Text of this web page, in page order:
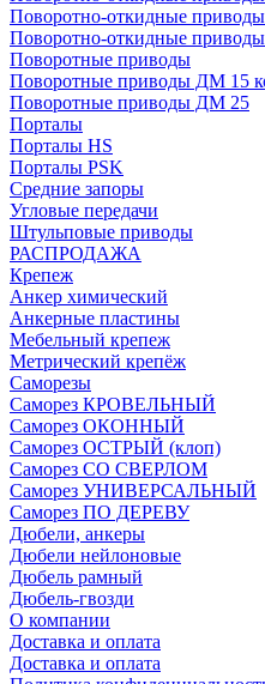
Поворотно-откидные
Поворотно-откидные
Поворотные приводы
Поворотные приводы ДМ 15
Поворотные приводы ДМ 25
Порталы
Порталы HS
Порталы PSK
Средние запоры
Угловые передачи
Штульповые приводы
РАСПРОДАЖА
Крепеж
Анкер химический
Анкерные пластины
Мебельный крепеж
Метрический крепёж
Саморезы
Саморез КРОВЕЛЬНЫЙ
Саморез ОКОННЫЙ
Саморез ОСТРЫЙ (клоп)
Саморез СО СВЕРЛОМ
Саморез УНИВЕРСАЛЬНЫЙ
Саморез ПО ДЕРЕВУ
Дюбели, анкеры
Дюбели нейлоновые
Дюбель рамный
Дюбель-гвозди
О компании
Доставка и оплата
Доставка и оплата